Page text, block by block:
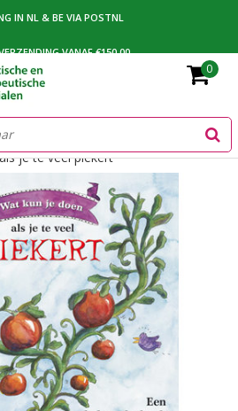
IN NL & BE VIA POSTNL
VANAF €150,00
BANCONTACT OF FACTUUR
0
je te veel piekert